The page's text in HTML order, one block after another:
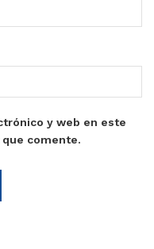
y web en este
que comente.